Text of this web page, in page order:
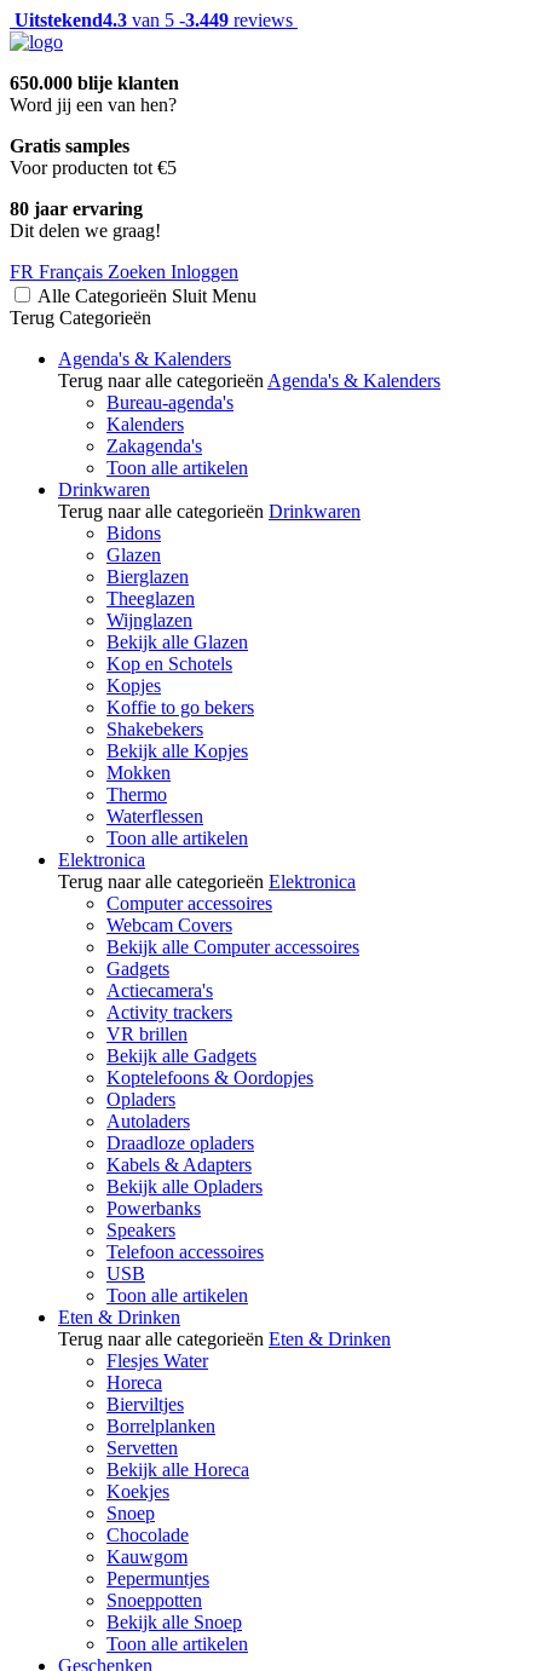
Uitstekend4.3 van 5 -3.449 reviews
650.000 blije klanten
Word jij een van hen?
Gratis samples
Voor producten tot €5
80 jaar ervaring
Dit delen we graag!
FR Français Zoeken Inloggen
Alle Categorieën Sluit Menu
Terug Categorieën
Agenda's & Kalenders
Terug naar alle categorieën Agenda's & Kalenders
Bureau-agenda's
Kalenders
Zakagenda's
Toon alle artikelen
Drinkwaren
Terug naar alle categorieën Drinkwaren
Bidons
Glazen
Bierglazen
Theeglazen
Wijnglazen
Bekijk alle Glazen
Kop en Schotels
Kopjes
Koffie to go bekers
Shakebekers
Bekijk alle Kopjes
Mokken
Thermo
Waterflessen
Toon alle artikelen
Elektronica
Terug naar alle categorieën Elektronica
Computer accessoires
Webcam Covers
Bekijk alle Computer accessoires
Gadgets
Actiecamera's
Activity trackers
VR brillen
Bekijk alle Gadgets
Koptelefoons & Oordopjes
Opladers
Autoladers
Draadloze opladers
Kabels & Adapters
Bekijk alle Opladers
Powerbanks
Speakers
Telefoon accessoires
USB
Toon alle artikelen
Eten & Drinken
Terug naar alle categorieën Eten & Drinken
Flesjes Water
Horeca
Bierviltjes
Borrelplanken
Servetten
Bekijk alle Horeca
Koekjes
Snoep
Chocolade
Kauwgom
Pepermuntjes
Snoeppotten
Bekijk alle Snoep
Toon alle artikelen
Geschenken